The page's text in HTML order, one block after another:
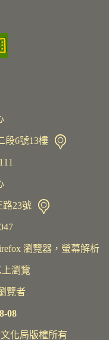
段6號13樓
路23號
瀏覽器，螢幕解析
上瀏覽
覽者
08
化局版權所有